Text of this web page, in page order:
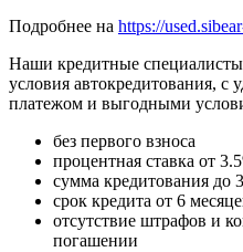
Подробнее на https://
Наши кредитные
условия автокредитования,
платежом и выгодными
без первого взноса
процентная ставка от
сумма кредитования до
срок кредита от 6
отсутствие штрафов и
погашении